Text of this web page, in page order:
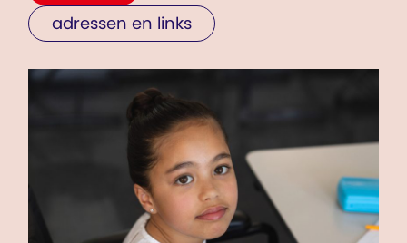
adressen en links